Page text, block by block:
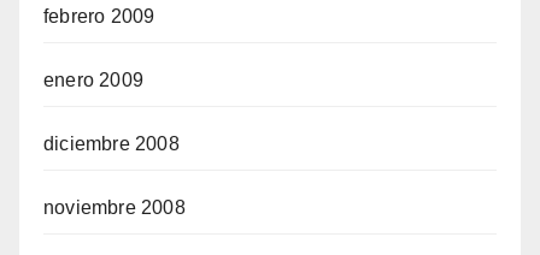
febrero 2009
enero 2009
diciembre 2008
noviembre 2008